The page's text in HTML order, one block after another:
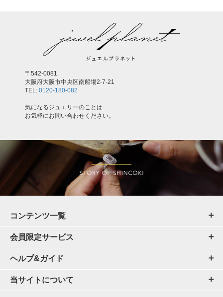
〒542-0081
大阪府大阪市中央区南船場2-7-21
TEL: 0120-180-082
気になるジュエリーのことは
お気軽にお問い合わせください。
コンテンツ一覧
会員限定サービス
ヘルプ&ガイド
当サイトについて